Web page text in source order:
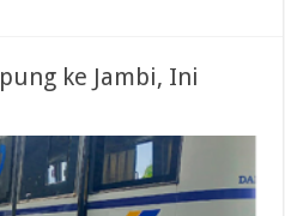
ke Jambi, Ini